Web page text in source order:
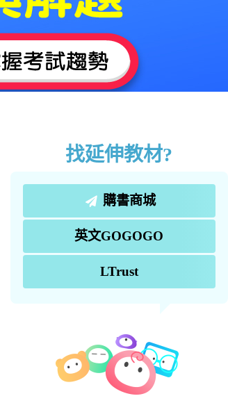
找延伸教材?
購書商城
英文GOGOGO
LTrust